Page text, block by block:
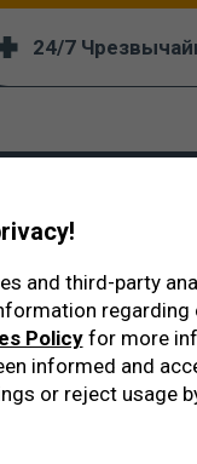
24/7
and third-party
Policyfor more
informed and
or reject usage